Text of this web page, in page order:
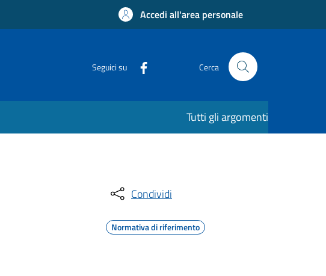
Accedi all'area personale
Seguici su Cerca
Tutti gli argomenti
Condividi
Normativa di riferimento